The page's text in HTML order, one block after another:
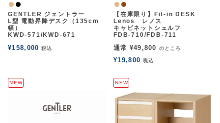
ナチュラル
黒
GENTLER ジェントラー
L型 電動昇降デスク（135cm
幅）
KWD-571/KWD-671
¥158,000 税込
ナチュラル
ウォルナット
【在庫限り】Fit-in DESK
Lenos レノス
キャビネットシェルフ
FDB-710/FDB-711
通常 ¥49,800 のところ
¥19,800 税込
NEW NEW